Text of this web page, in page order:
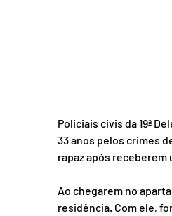
Policiais civis da 19ª
33 anos pelos crimes
rapaz após receberem
Ao chegarem no
residência. Com ele,